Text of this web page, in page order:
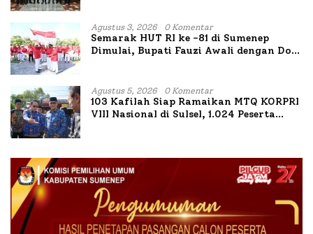
Agustus 3, 2026 0 Komentar
Semarak HUT RI ke -81 di Sumenep
Dimulai, Bupati Fauzi Awali dengan Doa
Agustus 5, 2026 0 Komentar
103 Kafilah Siap Ramaikan MTQ KORPRI
VIII Nasional di Sulsel, 1.024 Peserta